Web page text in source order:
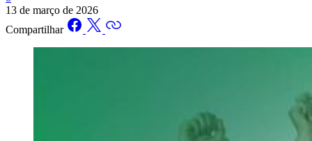
13 de março de 2026
Compartilhar